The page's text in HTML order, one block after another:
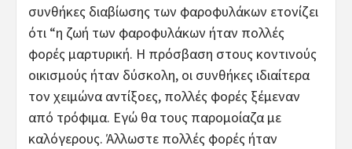
συνθήκες διαβίωσης των φαροφυλάκων ετονίζει
ότι “η ζωή των φαροφυλάκων ήταν πολλές
φορές μαρτυρική. Η πρόσβαση στους κοντινούς
οικισμούς ήταν δύσκολη, οι συνθήκες ιδιαίτερα
τον χειμώνα αντίξοες, πολλές φορές ξέμεναν
από τρόφιμα. Εγώ θα τους παρομοίαζα με
καλόγερους. Άλλωστε πολλές φορές ήταν